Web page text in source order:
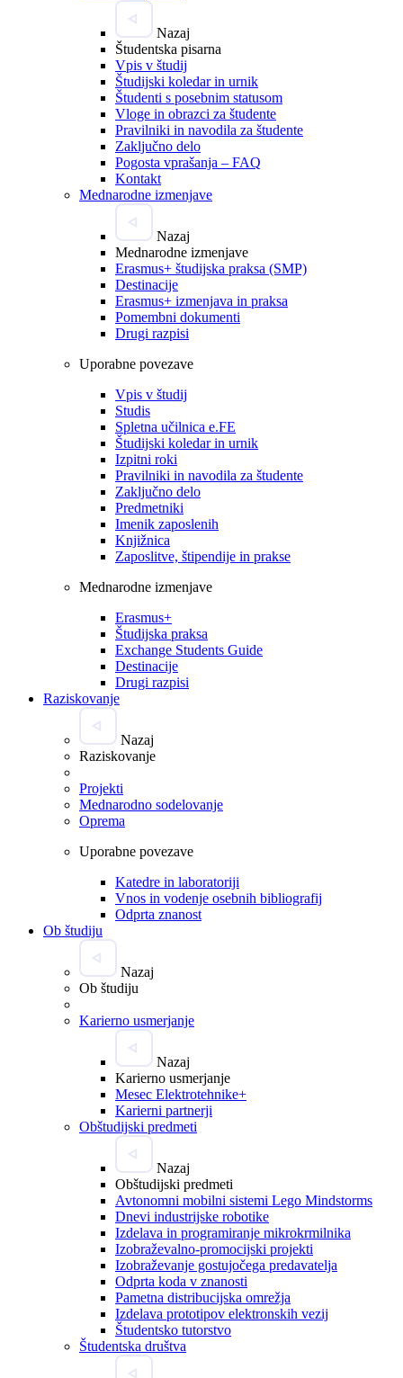
Nazaj
Študentska pisarna
Vpis v študij
Študijski koledar in urnik
Študenti s posebnim statusom
Vloge in obrazci za študente
Pravilniki in navodila za študente
Zaključno delo
Pogosta vprašanja – FAQ
Kontakt
Mednarodne izmenjave
Nazaj
Mednarodne izmenjave
Erasmus+ študijska praksa (SMP)
Destinacije
Erasmus+ izmenjava in praksa
Pomembni dokumenti
Drugi razpisi
Uporabne povezave
Vpis v študij
Studis
Spletna učilnica e.FE
Študijski koledar in urnik
Izpitni roki
Pravilniki in navodila za študente
Zaključno delo
Predmetniki
Imenik zaposlenih
Knjižnica
Zaposlitve, štipendije in prakse
Mednarodne izmenjave
Erasmus+
Študijska praksa
Exchange Students Guide
Destinacije
Drugi razpisi
Raziskovanje
Nazaj
Raziskovanje
Projekti
Mednarodno sodelovanje
Oprema
Uporabne povezave
Katedre in laboratoriji
Vnos in vodenje osebnih bibliografij
Odprta znanost
Ob študiju
Nazaj
Ob študiju
Karierno usmerjanje
Nazaj
Karierno usmerjanje
Mesec Elektrotehnike+
Karierni partnerji
Obštudijski predmeti
Nazaj
Obštudijski predmeti
Avtonomni mobilni sistemi Lego Mindstorms
Dnevi industrijske robotike
Izdelava in programiranje mikrokrmilnika
Izobraževalno-promocijski projekti
Izobraževanje gostujočega predavatelja
Odprta koda v znanosti
Pametna distribucijska omrežja
Izdelava prototipov elektronskih vezij
Študentsko tutorstvo
Študentska društva